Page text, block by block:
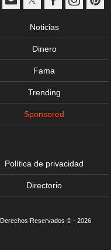
Noticias
Dinero
Fama
Trending
Sponsored
Política de privacidad
Directorio
Derechos Reservados © - 2026